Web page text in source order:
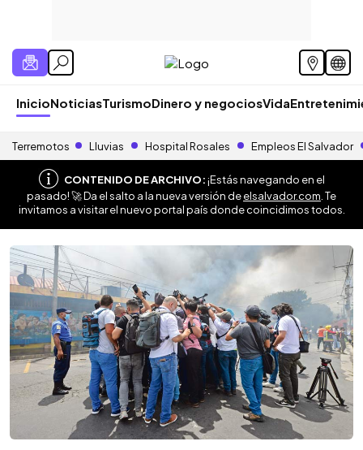
InicioNoticiasTurismoDinero y negociosVida
Terremotos Lluvias Hospital Rosales Empleos El Salvador
CONTENIDO DE ARCHIVO:¡Estás navegando en el
pasado! 🚀 Da el salto a la nueva versión deelsalvador.com . Te
invitamos a visitar el nuevo portal país donde coincidimos todos.